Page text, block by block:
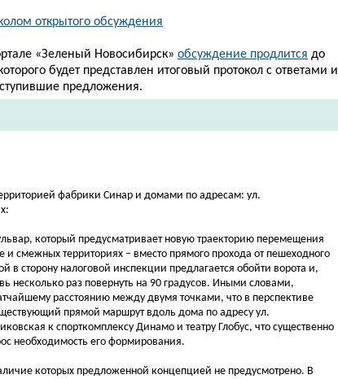
открытого обсуждения
«Зеленый Новосибирск» обсуждение продлится​ до
будет представлен итоговый протокол с ответами и
предложения.
фабрики Синар и домами по адресам: ул.
который предусматривает новую траекторию перемещения
смежных территориях – вместо прямого прохода от пешеходного
в сторону налоговой инспекции предлагается обойти ворота и,
несколько раз повернуть на 90 градусов. Иными словами,
расстоянию между двумя точками, что в перспективе
прямой маршрут вдоль дома по адресу ул.
к спорткомплексу Динамо и театру Глобус, что существенно
необходимость его формирования.
которых предложенной концепцией не предусмотрено. В